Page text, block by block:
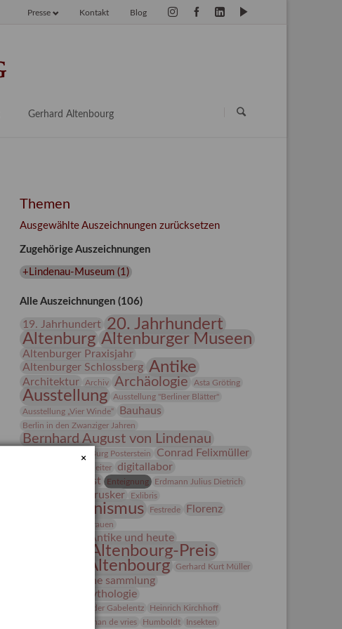
Blog
Kontakt
Presse
Gerhard Altenbourg
Themen
Ausgewählte Auszeichnungen zurücksetzen
Zugehörige Auszeichnungen
+Lindenau-Museum(1 )
Alle Auszeichnungen (106)
19. Jahrhundert 20. Jahrhundert
Altenburg Altenburger Museen
Altenburger Praxisjahr
Altenburger Schlossberg Antike
Architektur Archiv Archäologie Asta Gröting
Ausstellung
Ausstellung "Berliner Blätter"
Ausstellung „Vier Winde“
Bauhaus
Berlin in den Zwanziger Jahren
Bernhard August von Lindenau
Bibliothek
Burg Posterstein Conrad Felixmüller
Der Blaue Reiter
digitallabor
Entartete Kunst
Enteignung
Erdmann Julius Dietrich
estrusker Exlibris
Expressionismus Festrede Florenz
frauen
Frauen in der Antike und heute
Gerhard-Altenbourg-Preis
Gerhard Altenbourg
Gerhard Kurt Müller
grafische sammlung
griechische Mythologie
Hanns-Conon von der Gabelentz Heinrich Kirchhoff
herman de vries Humboldt
Insekten
×